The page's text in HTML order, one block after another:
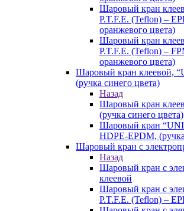
Шаровый кран
P.T.F.E. (Teflon) –
оранжевого цвета)
Шаровый кран
P.T.F.E. (Teflon) –
оранжевого цвета)
Шаровый кран клеевой,
(ручка синего цвета)
Назад
Шаровый кран
(ручка синего цвета)
Шаровый кран
HDPE-EPDM,
Шаровый кран с
Назад
Шаровый кран с
клеевой
Шаровый кран с
P.T.F.E. (Teflon) –